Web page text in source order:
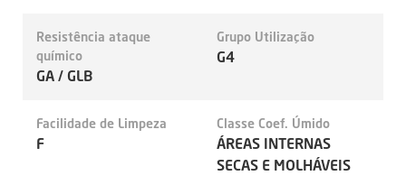
Resistência ataque
químico
GA / GLB
Grupo Utilização
G4
Facilidade de Limpeza
F
Classe Coef. Úmido
ÁREAS INTERNAS
SECAS E MOLHÁVEIS